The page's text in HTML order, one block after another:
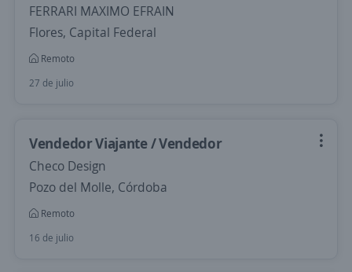
FERRARI MAXIMO EFRAIN
Flores, Capital Federal
Remoto
27 de julio
Vendedor Viajante / Vendedor
Checo Design
Pozo del Molle, Córdoba
Remoto
16 de julio